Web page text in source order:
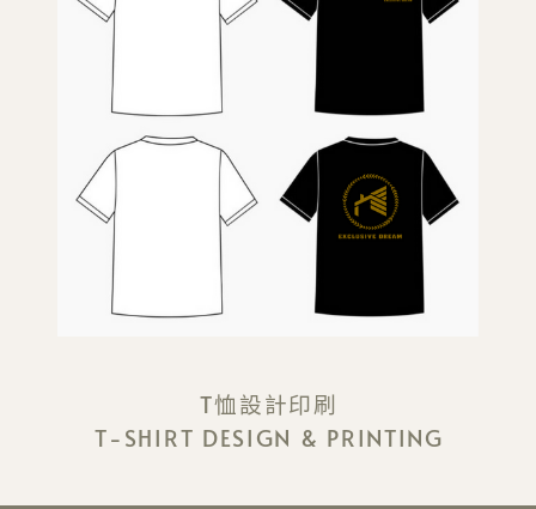
T恤設計印刷
T-SHIRT D​ESIGN & PRINTING